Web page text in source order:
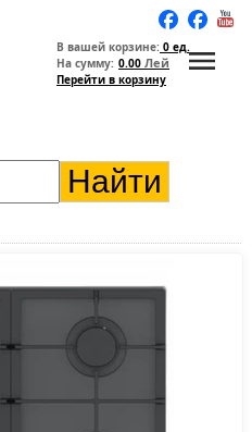
В вашей корзине: 0 ед.
На сумму: 0.00 Лей
Перейти в корзину
Найти